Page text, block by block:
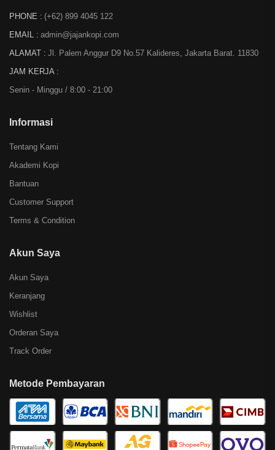
PHONE : (+62) 899 4045 122
EMAIL : admin@jajankopi.com
ALAMAT : Jl. Palem Anggur D9 No.57 Kalideres, Jakarta Barat. 11830
JAM KERJA :
Senin - Minggu / 8:00 - 21:00
Informasi
Tentang Kami
Akademi Kopi
Bantuan
Customer Support
Terms & Condition
Akun Saya
Akun Saya
Keranjang
Wishlist
Orderan Saya
Track Order
Metode Pembayaran